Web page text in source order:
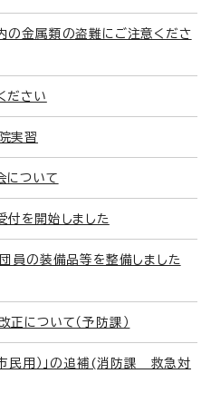
の金属類の盗難にご注意くださ
ださい
実習
ついて
付を開始しました
員の装備品等を整備しました
について（予防課）
民用）」の追補(消防課 救急対